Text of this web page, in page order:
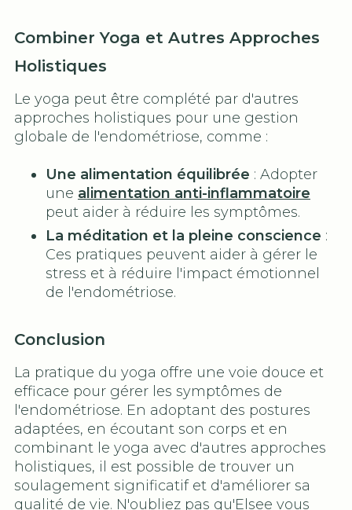
Combiner Yoga et Autres Approches
Holistiques
Le yoga peut être complété par d'autres
approches holistiques pour une gestion
globale de l'endométriose, comme :
Une alimentation équilibrée : Adopter
une alimentation anti-inflammatoire
peut aider à réduire les symptômes.
La méditation et la pleine conscience :
Ces pratiques peuvent aider à gérer le
stress et à réduire l'impact émotionnel
de l'endométriose.
Conclusion
La pratique du yoga offre une voie douce et
efficace pour gérer les symptômes de
l'endométriose. En adoptant des postures
adaptées, en écoutant son corps et en
combinant le yoga avec d'autres approches
holistiques, il est possible de trouver un
soulagement significatif et d'améliorer sa
qualité de vie. N'oubliez pas qu'Elsee vous